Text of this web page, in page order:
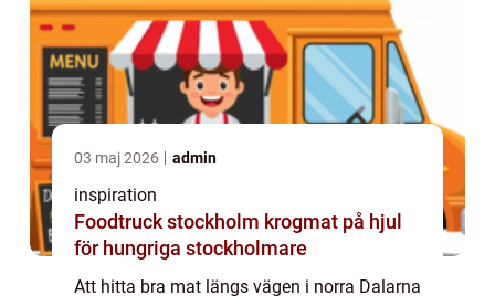
03 maj 2026 admin
inspiration
Foodtruck stockholm krogmat på hjul
för hungriga stockholmare
Att hitta bra mat längs vägen i norra Dalarna